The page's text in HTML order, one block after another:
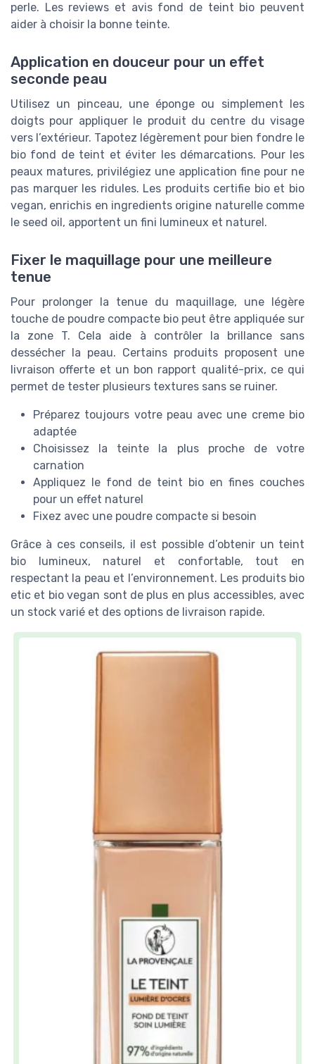
perle. Les reviews et avis fond de teint bio peuvent
aider à choisir la bonne teinte.
Application en douceur pour un effet
seconde peau
Utilisez un pinceau, une éponge ou simplement les
doigts pour appliquer le produit du centre du visage
vers l’extérieur. Tapotez légèrement pour bien fondre le
bio fond de teint et éviter les démarcations. Pour les
peaux matures, privilégiez une application fine pour ne
pas marquer les ridules. Les produits certifie bio et bio
vegan, enrichis en ingredients origine naturelle comme
le seed oil, apportent un fini lumineux et naturel.
Fixer le maquillage pour une meilleure
tenue
Pour prolonger la tenue du maquillage, une légère
touche de poudre compacte bio peut être appliquée sur
la zone T. Cela aide à contrôler la brillance sans
dessécher la peau. Certains produits proposent une
livraison offerte et un bon rapport qualité-prix, ce qui
permet de tester plusieurs textures sans se ruiner.
Préparez toujours votre peau avec une creme bio
adaptée
Choisissez la teinte la plus proche de votre
carnation
Appliquez le fond de teint bio en fines couches
pour un effet naturel
Fixez avec une poudre compacte si besoin
Grâce à ces conseils, il est possible d’obtenir un teint
bio lumineux, naturel et confortable, tout en
respectant la peau et l’environnement. Les produits bio
etic et bio vegan sont de plus en plus accessibles, avec
un stock varié et des options de livraison rapide.